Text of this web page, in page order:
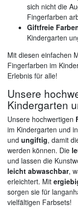
sich nicht die
Fingerfarben
Giftfreie
Kindergarten
Mit diesen einfachen
Fingerfarben im
Erlebnis für alle!
Unsere
Kindergarten
Unsere hochwertigen
im Kindergarten und
und ungiftig, damit
werden können. Die
und lassen die
leicht abwaschbar,
erleichtert. Mit
sorgen sie für
vielfältigen Farbsets!